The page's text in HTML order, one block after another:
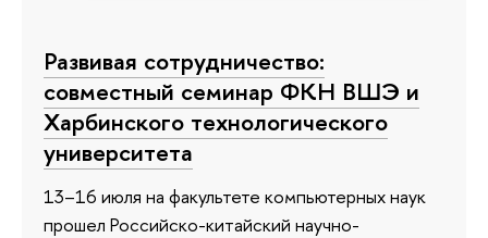
Развивая сотрудничество:
совместный семинар ФКН ВШЭ и
Харбинского технологического
университета
13–16 июля на факультете компьютерных наук
прошел Российско-китайский научно-